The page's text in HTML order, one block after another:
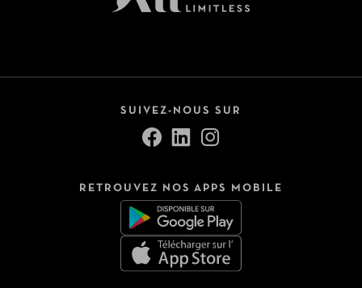
SUIVEZ-NOUS SUR
RETROUVEZ NOS APPS MOBILE